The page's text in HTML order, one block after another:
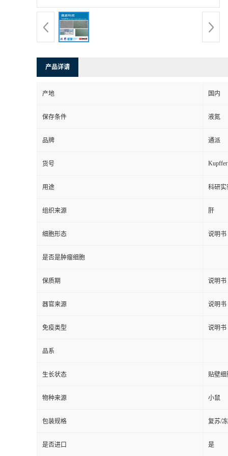
产品详请
产地 国内
保存条件 液氮
品牌 通派
货号 Kupffer
用途 科研实
组织来源 肝
细胞形态 说明书
是否是肿瘤细胞
保质期 说明书
器官来源 说明书
免疫类型 说明书
品系
生长状态 贴壁细
物种来源 小鼠
包装规格 复苏/
是否进口 是